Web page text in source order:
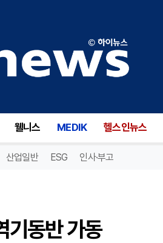
웰니스 MEDIK 헬스인뉴스
산업일반 ESG 인사·부고
기동반 가동